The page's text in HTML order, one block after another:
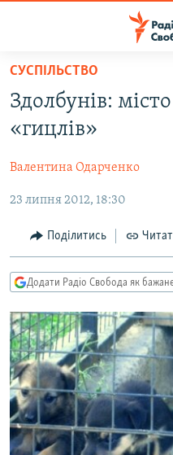
Перейти
основного
матеріалу
до
навігації
Перейти
пошуку
РАДІО СВОБОДА – 70
ВСЕ ЗА ДОБУ
ПОЛІТИКА
ЕКОНОМІКА
СУСПІЛЬСТВО
СПОРТ
УКРАЇНА
СВІТ
ВІЙНА
РОСІЙСЬКА «ФІЛЬТРАЦІЯ»
ДОНБАС.РЕАЛІЇ
КРИМ.РЕАЛІЇ
ТИ ЯК?
СХЕМИ
КИТАЙ.ВИКЛИКИ
МУЛЬТИМЕДІА
ФОТО
СПЕЦПРОЄКТИ
СУСПІЛЬСТВО
Здолбунів:
«гицлів»
Валентина Одарченко
23 липня 2012, 18:30
Поділитись
Додати Радіо Свобода як